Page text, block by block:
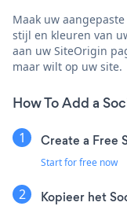
Maak uw
stijl en kleuren van
aan uw SiteOrigin
maar wilt op uw site.
How To Add a
Create a Free
Start for free now
Kopieer het